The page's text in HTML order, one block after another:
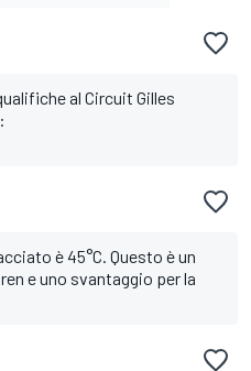
al Circuit Gilles
è 45°C. Questo è un
e uno svantaggio per la